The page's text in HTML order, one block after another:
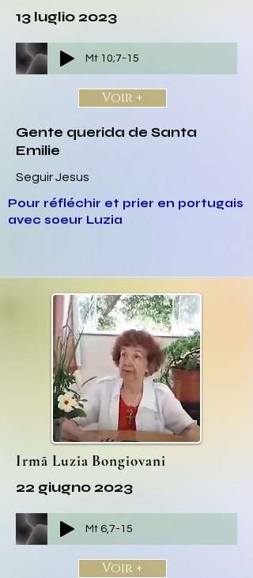
13 luglio 2023
Mt 10;7-15
Voir +
Gente querida de Santa
Emilie
Seguir Jesus
Pour réfléchir et prier en portugais
avec soeur Luzia
Irmã Luzia Bongiovani
22 giugno 2023
Mt 6,7-15
Voir +